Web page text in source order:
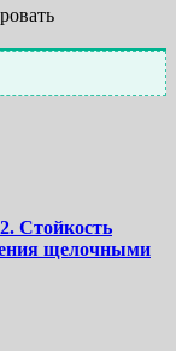
Стойкость
щелочными